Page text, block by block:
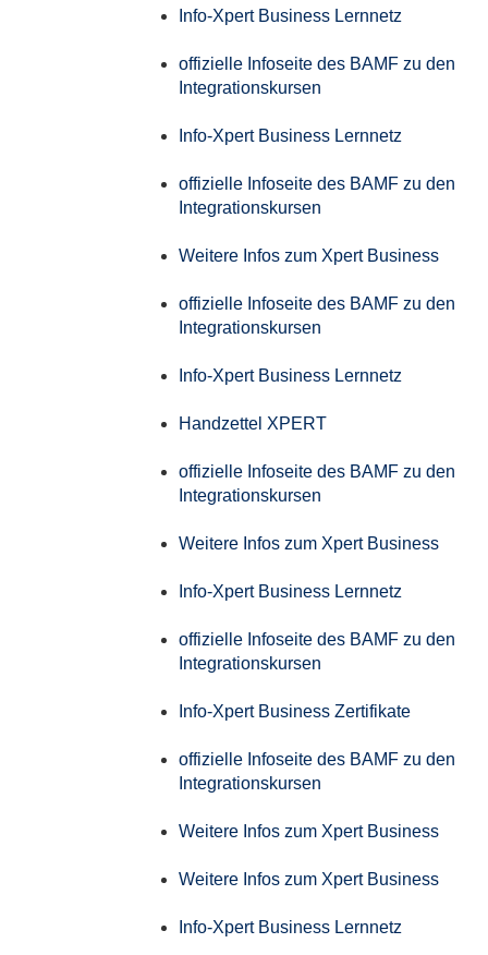
Info-Xpert Business Lernnetz
offizielle Infoseite des BAMF zu den
Integrationskursen
Info-Xpert Business Lernnetz
offizielle Infoseite des BAMF zu den
Integrationskursen
Weitere Infos zum Xpert Business
offizielle Infoseite des BAMF zu den
Integrationskursen
Info-Xpert Business Lernnetz
Handzettel XPERT
offizielle Infoseite des BAMF zu den
Integrationskursen
Weitere Infos zum Xpert Business
Info-Xpert Business Lernnetz
offizielle Infoseite des BAMF zu den
Integrationskursen
Info-Xpert Business Zertifikate
offizielle Infoseite des BAMF zu den
Integrationskursen
Weitere Infos zum Xpert Business
Weitere Infos zum Xpert Business
Info-Xpert Business Lernnetz